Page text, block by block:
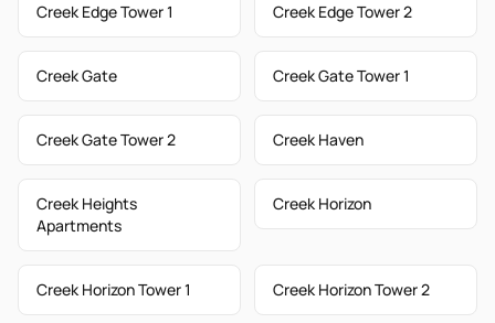
Creek Edge Tower 1 Creek Edge Tower 2
Creek Gate Creek Gate Tower 1
Creek Gate Tower 2 Creek Haven
Creek Heights
Apartments
Creek Horizon
Creek Horizon Tower 1 Creek Horizon Tower 2